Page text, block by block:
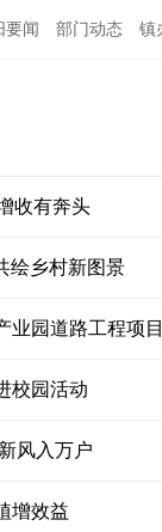
要闻 部门动态 镇
收有奔头
绘乡村新图景
业园道路工程项
校园活动
风入万户
增效益